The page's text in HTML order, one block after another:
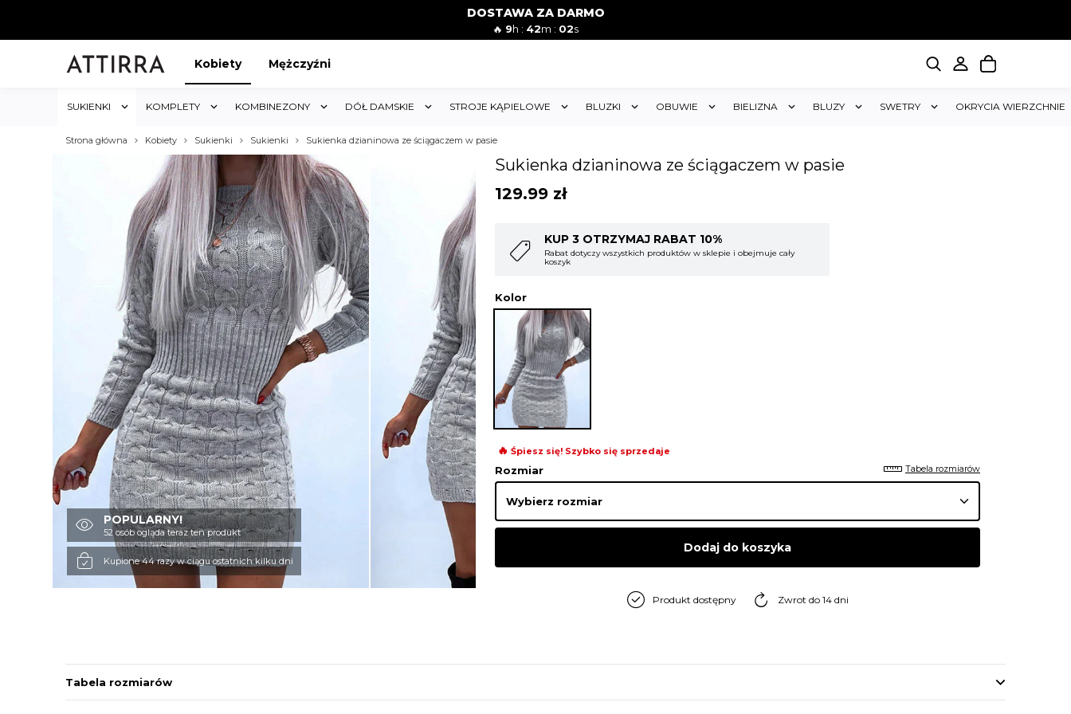
DOSTAWA ZA DARMO
🔥 9h : 42m : 00s
Kobiety Mężczyźni
SUKIENKI KOMPLETY KOMBINEZONY DÓŁ DAMSKIE STROJE KĄPIELOWE BLUZKI OBUWIE BIELIZNA BLUZY SWETRY OKRYCIA WIERZCHNIE
Strona główna Kobiety Sukienki Sukienki Sukienka dzianinowa ze ściągaczem w pasie
POPULARNY!
52 osób ogląda teraz ten produkt
Kupione 44 razy w ciągu ostatnich kilku dni
Sukienka dzianinowa ze ściągaczem w pasie
129.99 zł
KUP 3 OTRZYMAJ RABAT 10%
Rabat dotyczy wszystkich produktów w sklepie i obejmuje cały
koszyk
KUP 4 OTRZYMAJ RABAT 15%
Rabat dotyczy wszystkich produktów w sklepie i obejmuje cały
koszyk
Kolor
🔥 Śpiesz się! Szybko się sprzedaje
Rozmiar Tabela rozmiarów
Dodaj do koszyka
Produkt dostępny Zwrot do 14 dni
Tabela rozmiarów